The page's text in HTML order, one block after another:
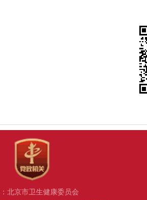
北京市卫生健康委员会